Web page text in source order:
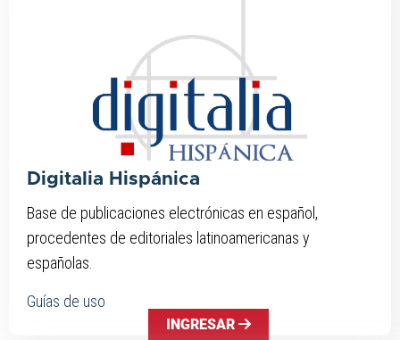
Digitalia Hispánica
Base de publicaciones electrónicas en español,
procedentes de editoriales latinoamericanas y
españolas.
Guías de uso
INGRESAR